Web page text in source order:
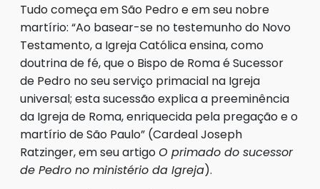
Tudo começa em São Pedro e em seu nobre
martírio: “Ao basear-se no testemunho do Novo
Testamento, a Igreja Católica ensina, como
doutrina de fé, que o Bispo de Roma é Sucessor
de Pedro no seu serviço primacial na Igreja
universal; esta sucessão explica a preeminência
da Igreja de Roma, enriquecida pela pregação e o
martírio de São Paulo” (Cardeal Joseph
Ratzinger, em seu artigoO primado do sucessor
de Pedro no ministério da Igreja).